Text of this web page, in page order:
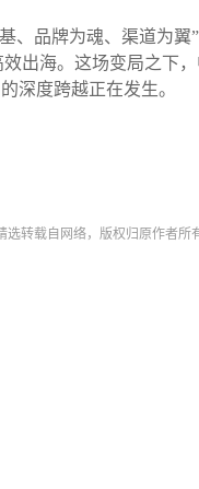
、品牌为魂、渠道为
出海。这场变局之下，
深度跨越正在发生。​
转载自网络，版权归原作者